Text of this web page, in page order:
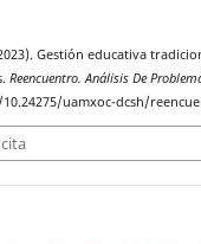
Gestión educativa
Reencuentro. Análisis De
uamxoc-dcsh/